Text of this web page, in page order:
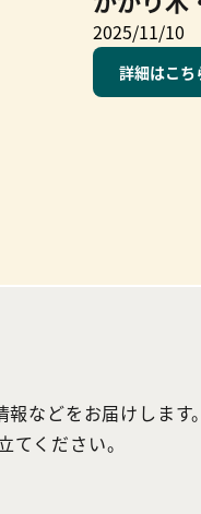
2025/11/10
詳細はこち
などをお届けします
ください。